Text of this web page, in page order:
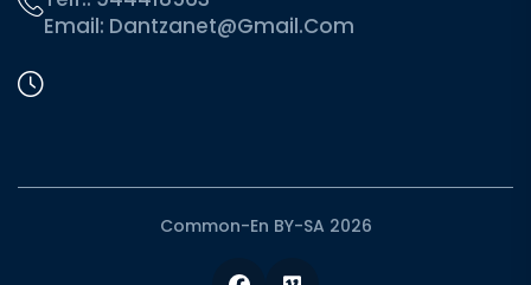
Email: Dantzanet@gmail.com
Common-En BY-SA 2026